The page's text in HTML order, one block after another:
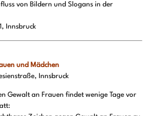
von Bildern und Slogans in der
Innsbruck
und Mädchen
Innsbruck
Gewalt an Frauen findet wenige Tage vor